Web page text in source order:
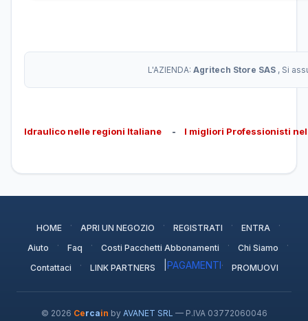
L'AZIENDA: Agritech Store SAS , Si
Idraulico nelle regioni Italiane - I migliori Professionisti
HOME · APRI UN NEGOZIO · REGISTRATI · ENTRA ·
Aiuto · Faq · Costi Pacchetti Abbonamenti · Chi Siamo ·
Contattaci · LINK PARTNERS PAGAMENTI· PROMUOVI
© 2026 Cercain by AVANET SRL — P.IVA 03772060046